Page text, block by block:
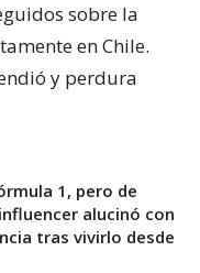
sobre la
en Chile.
y perdura
1, pero de
alucinó con
tras vivirlo desde